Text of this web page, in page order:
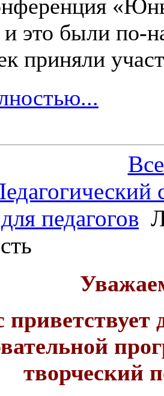
и это были по-
приняли
педагогов
творческий